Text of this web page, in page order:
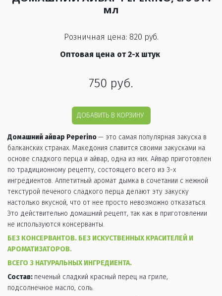
мл
Розничная цена: 820 руб.
Оптовая цена от 2-х штук
750 руб.
ДОБАВИТЬ В КОРЗИНУ
Домашний айвар Peperino — это самая популярная закуска в
балканских странах. Македония славится своими закусками на
основе сладкого перца и айвар, одна из них. Айвар приготовлен
по традиционному рецепту, состоящего всего из 3-х
ингредиентов. Аппетитный аромат дымка в сочетании с нежной
текстурой печеного сладкого перца делают эту закуску
настолько вкусной, что от нее просто невозможно отказаться.
Это действительно домашний рецепт, так как в приготовлении
не используются консерванты.
БЕЗ КОНСЕРВАНТОВ. БЕЗ ИСКУСТВЕННЫХ КРАСИТЕЛЕЙ И
АРОМАТИЗАТОРОВ.
ВСЕГО 3 НАТУРАЛЬНЫХ ИНГРЕДИЕНТА.
Состав: печеный сладкий красный перец на гриле,
подсолнечное масло, соль.